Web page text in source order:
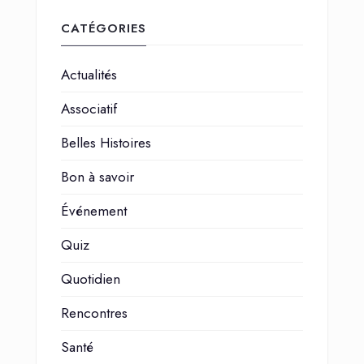
CATÉGORIES
Actualités
Associatif
Belles Histoires
Bon à savoir
Événement
Quiz
Quotidien
Rencontres
Santé